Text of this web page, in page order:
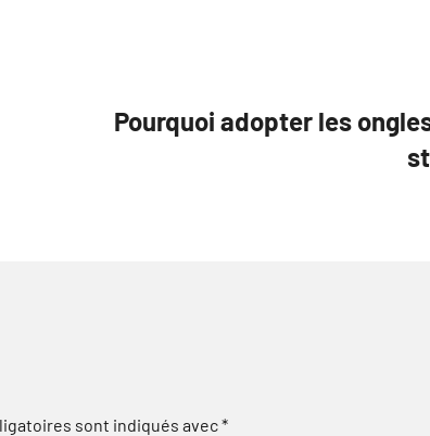
Pourquoi adopter les
sont indiqués avec*